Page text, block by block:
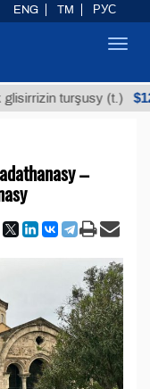
turşusy (t.) $12935,18
–
ENG TM РУС